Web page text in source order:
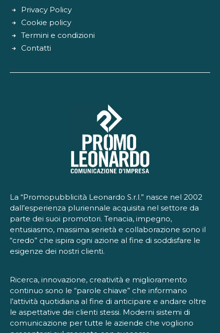
Privacy Policy
Cookie policy
Termini e condizioni
Contatti
La “Promopubblicità Leonardo S.r.l.” nasce nel 2002
dall’esperienza pluriennale acquisita nel settore da
parte dei suoi promotori. Tenacia, impegno,
entusiasmo, massima serietà e collaborazione sono il
“credo” che ispira ogni azione al fine di soddisfare le
esigenze dei nostri clienti.
Ricerca, innovazione, creatività e miglioramento
continuo sono le “parole chiave” che informano
l’attività quotidiana al fine di anticipare e andare oltre
le aspettative dei clienti stessi. Moderni sistemi di
comunicazione per tutte le aziende che vogliono